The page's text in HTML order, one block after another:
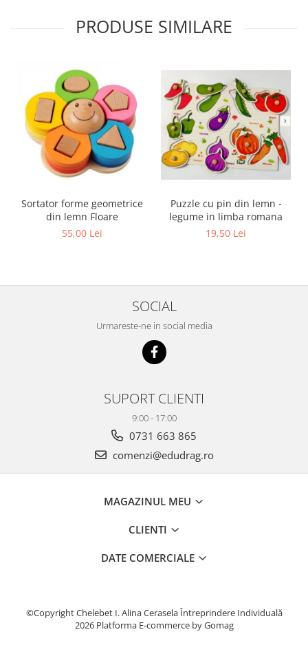
PRODUSE SIMILARE
Sortator forme geometrice
din lemn Floare
55,00 Lei
Puzzle cu pin din lemn -
legume in limba romana
19,50 Lei
SOCIAL
Urmareste-ne in social media
SUPORT CLIENTI
9:00 - 17:00
0731 663 865
comenzi@edudrag.ro
MAGAZINUL MEU
CLIENTI
DATE COMERCIALE
©Copyright Chelebet I. Alina Cerasela Întreprindere Individuală
2026 Platforma E-commerce by Gomag